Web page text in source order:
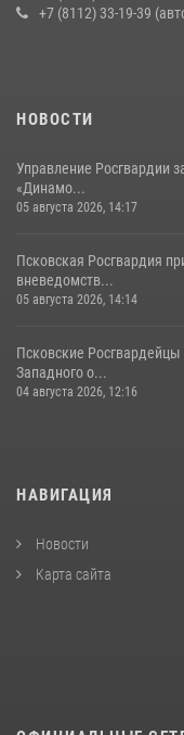
22 июля 2026, 10:19
23 июля 2026, 13:19
+7 (8112) 33-19-39
НОВОСТИ
Управление Росгвардии
«Динамо...
05 августа 2026, 14:17
Псковская Росгвардия
вневедомств...
05 августа 2026, 14:14
Псковские
Западного о...
04 августа 2026, 12:16
НАВИГАЦИЯ
Новости
Карта сайта